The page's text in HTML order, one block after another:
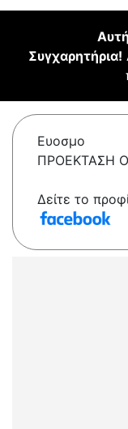
Συγχαρητήρια!
Ευοσμο
ΠΡΟΕΚΤΑΣΗ
Δείτε το